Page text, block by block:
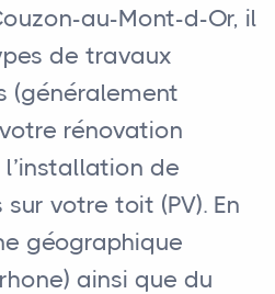
au-Mont-d-Or, il
de travaux
(généralement
rénovation
de
votre toit (PV). En
géographique
ainsi que du